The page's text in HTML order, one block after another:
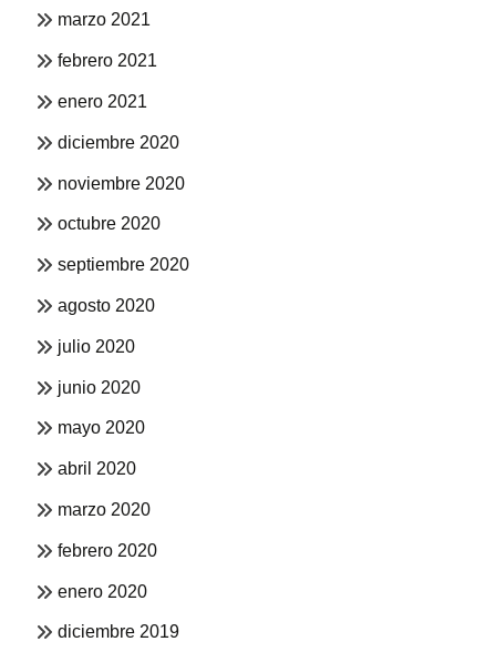
marzo 2021
febrero 2021
enero 2021
diciembre 2020
noviembre 2020
octubre 2020
septiembre 2020
agosto 2020
julio 2020
junio 2020
mayo 2020
abril 2020
marzo 2020
febrero 2020
enero 2020
diciembre 2019